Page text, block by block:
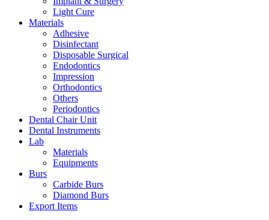
Light Cure
Materials
Adhesive
Disinfectant
Disposable Surgical
Endodontics
Impression
Orthodontics
Others
Periodontics
Dental Chair Unit
Dental Instruments
Lab
Materials
Equipments
Burs
Carbide Burs
Diamond Burs
Export Items